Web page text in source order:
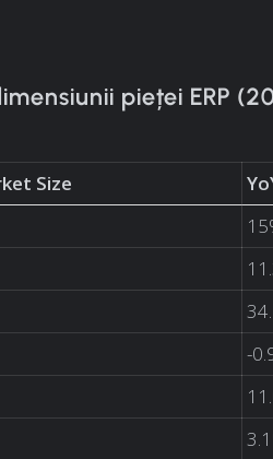
pieței ERP
Size
-